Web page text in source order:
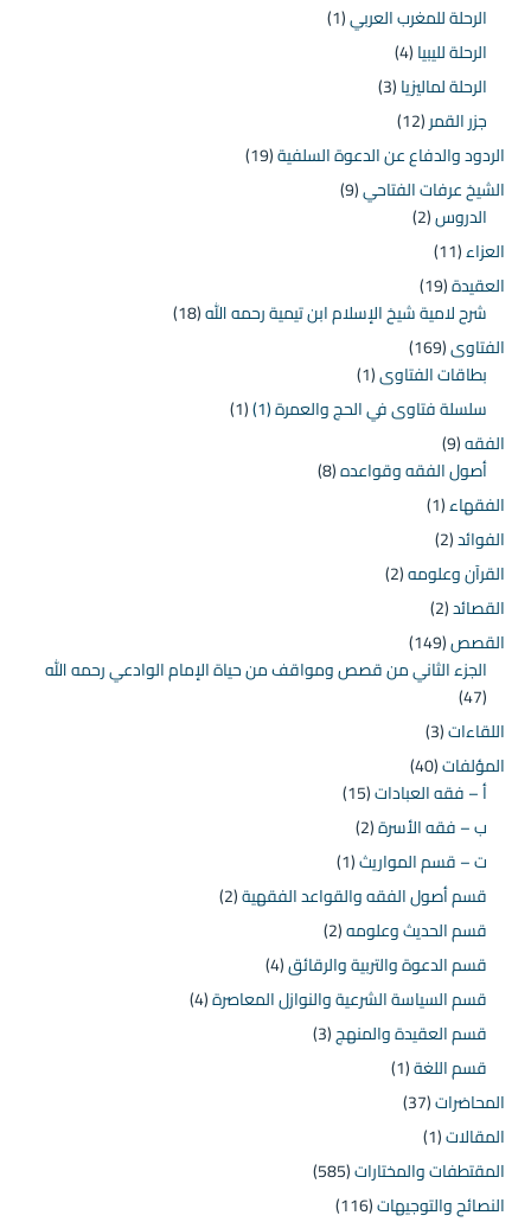
الرحلة للمغرب العربي(1)
الرحلة لليبيا(4)
الرحلة لماليزيا(3)
جزر القمر(12)
الردود والدفاع عن الدعوة السلفية(19)
الشيخ عرفات الفتاحي(9)
الدروس(2)
العزاء(11)
العقيدة(19)
شرح لامية شيخ الإسلام ابن تيمية رحمه الله(18)
الفتاوى(169)
بطاقات الفتاوى(1)
سلسلة فتاوى في الحج والعمرة (1)
(1)
الفقه(9)
أصول الفقه وقواعده(8)
الفقهاء(1)
الفوائد(2)
القرآن وعلومه(2)
القصائد(2)
القصص(149)
الجزء الثاني من قصص ومواقف من حياة الإمام الوادعي رحمه الله
(47)
اللقاءات(3)
المؤلفات(40)
أ – فقه العبادات(15)
ب – فقه الأسرة(2)
ت – قسم المواريث(1)
قسم أصول الفقه والقواعد الفقهية(2)
قسم الحديث وعلومه(2)
قسم الدعوة والتربية والرقائق(4)
قسم السياسة الشرعية والنوازل المعاصرة(4)
قسم العقيدة والمنهج(3)
قسم اللغة(1)
المحاضرات(37)
المقالات(1)
المقتطفات والمختارات(585)
النصائح والتوجيهات(116)